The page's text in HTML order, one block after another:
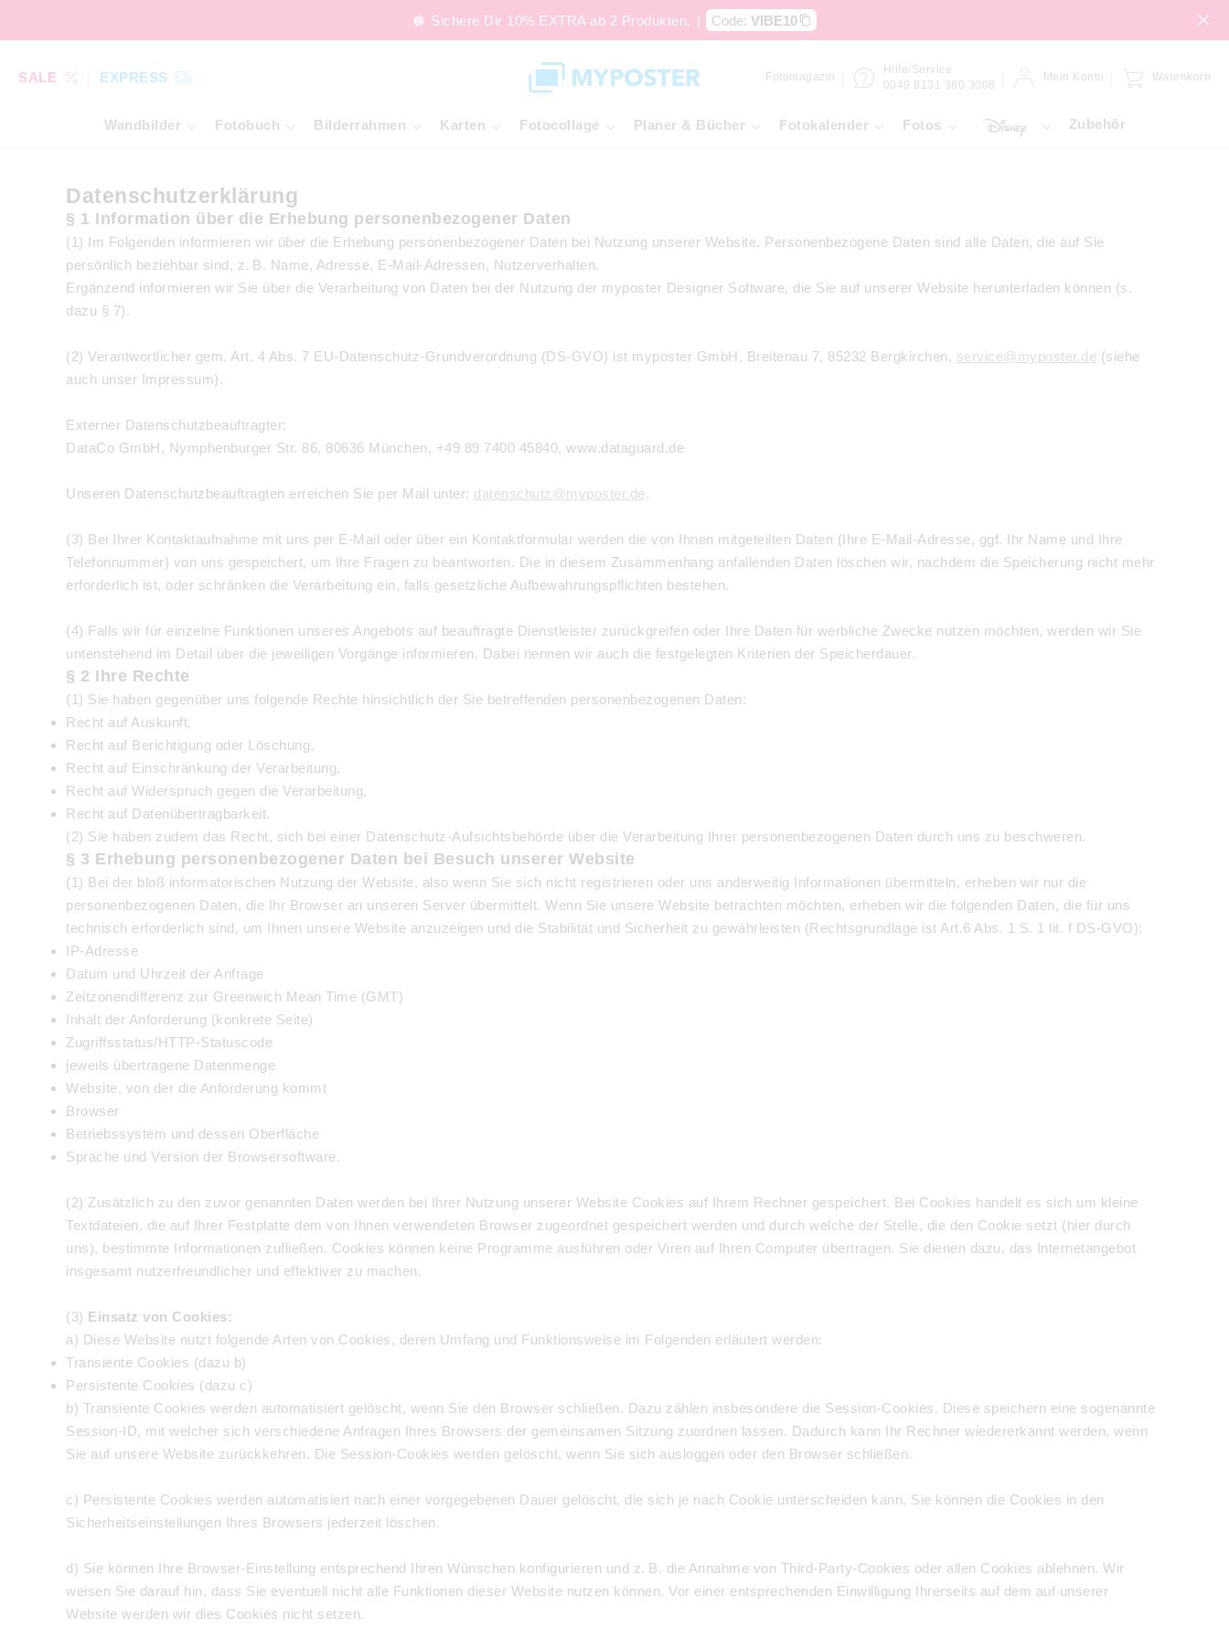
🪩 Sichere Dir 10% EXTRA ab 2 Produkten. | Code: VIBE10
SALE EXPRESS Fotomagazin
Hilfe/Service
0049 8131 380 3008
Mein Konto Warenkorb
Wandbilder Fotobuch Bilderrahmen Karten Fotocollage Planer & Bücher Fotokalender Fotos Zubehör
Datenschutzerklärung
§ 1 Information über die Erhebung personenbezogener Daten
(1) Im Folgenden informieren wir über die Erhebung personenbezogener Daten bei Nutzung unserer Website. Personenbezogene Daten sind alle Daten, die auf Sie
persönlich beziehbar sind, z. B. Name, Adresse, E-Mail-Adressen, Nutzerverhalten.
Ergänzend informieren wir Sie über die Verarbeitung von Daten bei der Nutzung der myposter Designer Software, die Sie auf unserer Website herunterladen können (s.
dazu § 7).
(2) Verantwortlicher gem. Art. 4 Abs. 7 EU-Datenschutz-Grundverordnung (DS-GVO) ist myposter GmbH, Breitenau 7, 85232 Bergkirchen, service@myposter.de (siehe
auch unser Impressum).
Externer Datenschutzbeauftragter:
DataCo GmbH, Nymphenburger Str. 86, 80636 München, +49 89 7400 45840, www.dataguard.de
Unseren Datenschutzbeauftragten erreichen Sie per Mail unter: datenschutz@myposter.de.
(3) Bei Ihrer Kontaktaufnahme mit uns per E-Mail oder über ein Kontaktformular werden die von Ihnen mitgeteilten Daten (Ihre E-Mail-Adresse, ggf. Ihr Name und Ihre
Telefonnummer) von uns gespeichert, um Ihre Fragen zu beantworten. Die in diesem Zusammenhang anfallenden Daten löschen wir, nachdem die Speicherung nicht mehr
erforderlich ist, oder schränken die Verarbeitung ein, falls gesetzliche Aufbewahrungspflichten bestehen.
(4) Falls wir für einzelne Funktionen unseres Angebots auf beauftragte Dienstleister zurückgreifen oder Ihre Daten für werbliche Zwecke nutzen möchten, werden wir Sie
untenstehend im Detail über die jeweiligen Vorgänge informieren. Dabei nennen wir auch die festgelegten Kriterien der Speicherdauer.
§ 2 Ihre Rechte
(1) Sie haben gegenüber uns folgende Rechte hinsichtlich der Sie betreffenden personenbezogenen Daten:
Recht auf Auskunft,
Recht auf Berichtigung oder Löschung,
Recht auf Einschränkung der Verarbeitung,
Recht auf Widerspruch gegen die Verarbeitung,
Recht auf Datenübertragbarkeit.
(2) Sie haben zudem das Recht, sich bei einer Datenschutz-Aufsichtsbehörde über die Verarbeitung Ihrer personenbezogenen Daten durch uns zu beschweren.
§ 3 Erhebung personenbezogener Daten bei Besuch unserer Website
(1) Bei der bloß informatorischen Nutzung der Website, also wenn Sie sich nicht registrieren oder uns anderweitig Informationen übermitteln, erheben wir nur die
personenbezogenen Daten, die Ihr Browser an unseren Server übermittelt. Wenn Sie unsere Website betrachten möchten, erheben wir die folgenden Daten, die für uns
technisch erforderlich sind, um Ihnen unsere Website anzuzeigen und die Stabilität und Sicherheit zu gewährleisten (Rechtsgrundlage ist Art.6 Abs. 1 S. 1 lit. f DS-GVO):
IP-Adresse
Datum und Uhrzeit der Anfrage
Zeitzonendifferenz zur Greenwich Mean Time (GMT)
Inhalt der Anforderung (konkrete Seite)
Zugriffsstatus/HTTP-Statuscode
jeweils übertragene Datenmenge
Website, von der die Anforderung kommt
Browser
Betriebssystem und dessen Oberfläche
Sprache und Version der Browsersoftware.
(2) Zusätzlich zu den zuvor genannten Daten werden bei Ihrer Nutzung unserer Website Cookies auf Ihrem Rechner gespeichert. Bei Cookies handelt es sich um kleine
Textdateien, die auf Ihrer Festplatte dem von Ihnen verwendeten Browser zugeordnet gespeichert werden und durch welche der Stelle, die den Cookie setzt (hier durch
uns), bestimmte Informationen zufließen. Cookies können keine Programme ausführen oder Viren auf Ihren Computer übertragen. Sie dienen dazu, das Internetangebot
insgesamt nutzerfreundlicher und effektiver zu machen.
(3) Einsatz von Cookies:
a) Diese Website nutzt folgende Arten von Cookies, deren Umfang und Funktionsweise im Folgenden erläutert werden:
Transiente Cookies (dazu b)
Persistente Cookies (dazu c)
b) Transiente Cookies werden automatisiert gelöscht, wenn Sie den Browser schließen. Dazu zählen insbesondere die Session-Cookies. Diese speichern eine sogenannte
Session-ID, mit welcher sich verschiedene Anfragen Ihres Browsers der gemeinsamen Sitzung zuordnen lassen. Dadurch kann Ihr Rechner wiedererkannt werden, wenn
Sie auf unsere Website zurückkehren. Die Session-Cookies werden gelöscht, wenn Sie sich ausloggen oder den Browser schließen.
c) Persistente Cookies werden automatisiert nach einer vorgegebenen Dauer gelöscht, die sich je nach Cookie unterscheiden kann. Sie können die Cookies in den
Sicherheitseinstellungen Ihres Browsers jederzeit löschen.
d) Sie können Ihre Browser-Einstellung entsprechend Ihren Wünschen konfigurieren und z. B. die Annahme von Third-Party-Cookies oder allen Cookies ablehnen. Wir
weisen Sie darauf hin, dass Sie eventuell nicht alle Funktionen dieser Website nutzen können. Vor einer entsprechenden Einwilligung Ihrerseits auf dem auf unserer
Website werden wir dies Cookies nicht setzen.